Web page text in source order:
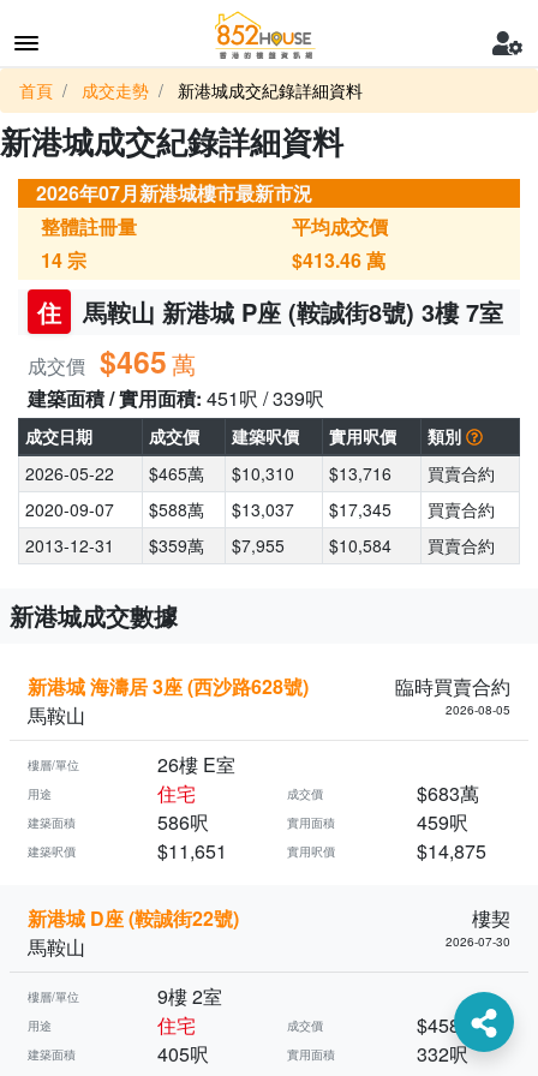
首頁 成交走勢 新港城成交紀錄詳細資料
新港城成交紀錄詳細資料
2026年07月新港城樓市最新市況
整體註冊量
14宗
平均成交價
$413.46萬
住 馬鞍山 新港城 P座 (鞍誠街8號) 3樓 7室
成交價 $465萬
建築面積 / 實用面積: 451呎 / 339呎
成交日期 成交價 建築呎價 實用呎價
類別
2026-05-22
$465萬 $10,310 $13,716
買賣合約
2020-09-07
$588萬 $13,037 $17,345
買賣合約
2013-12-31
$359萬 $7,955 $10,584 買賣合約
新港城成交數據
新港城 海濤居 3座 (西沙路628號)
臨時買賣合約
馬鞍山
2026-08-05
樓層/單位 26樓 E室
用途 住宅 成交價 $683萬
建築面積 586呎 實用面積 459呎
建築呎價 $11,651 實用呎價 $14,875
新港城 D座 (鞍誠街22號)
樓契
馬鞍山
2026-07-30
樓層/單位 9樓 2室
用途 住宅 成交價 $458萬
建築面積 405呎 實用面積 332呎